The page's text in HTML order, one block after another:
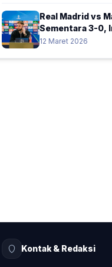
Real Madrid vs
Sementara 3-0,
Kesalahan Aneh
12 Maret 2026
Kontak & Redaksi